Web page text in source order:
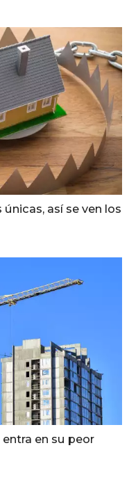
así se ven los
en su peor